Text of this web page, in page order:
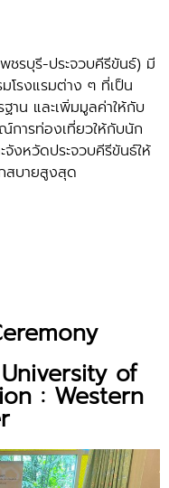
รบุรี-ประจวบคีรีขันธ์) มี
โรงแรมต่าง ๆ ที่เป็น
าน และเพิ่มมูลค่าให้กับ
การท่องเที่ยวให้กับนัก
งหวัดประจวบคีรีขันธ์ให้
สบายสูงสุด
of
: Western